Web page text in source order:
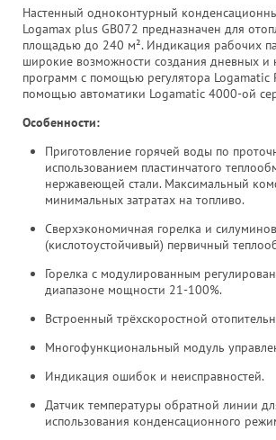
Настенный одноконтурный
Logamax plus GB072 предназначен для
площадью до 240 м². Индикация рабочих
широкие возможности создания дневных и
программ с помощью регулятора Logamatic
помощью автоматики Logamatic 4000-ой
Особенности:
Приготовление горячей воды по
использованием пластинчатого
нержавеющей стали. Максимальный
минимальных затратах на топливо.
Сверхэкономичная горелка и
(кислотоустойчивый) первичный
Горелка с модулированным
диапазоне мощности 21-100%.
Встроенный трёхскоростной
Многофункциональный модуль
Индикация ошибок и неисправностей.
Датчик температуры обратной линии
использования конденсационного